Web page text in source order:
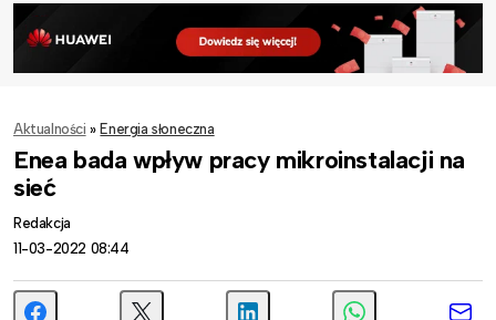
Aktualności » Energia słoneczna
Enea bada wpływ pracy mikroinstalacji na
sieć
Redakcja
11-03-2022 08:44